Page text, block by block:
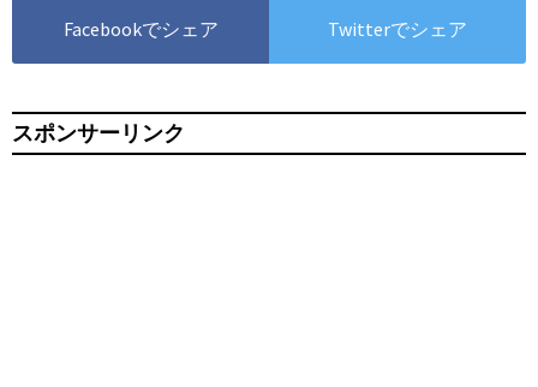
Facebookでシェア Twitterでシェア
スポンサーリンク